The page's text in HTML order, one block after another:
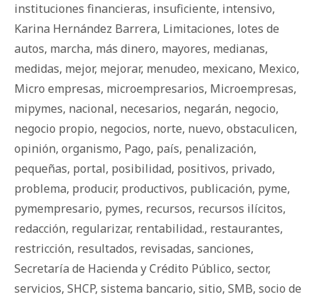
instituciones financieras, insuficiente, intensivo,
Karina Hernández Barrera, Limitaciones, lotes de
autos, marcha, más dinero, mayores, medianas,
medidas, mejor, mejorar, menudeo, mexicano, Mexico,
Micro empresas, microempresarios, Microempresas,
mipymes, nacional, necesarios, negarán, negocio,
negocio propio, negocios, norte, nuevo, obstaculicen,
opinión, organismo, Pago, país, penalización,
pequeñas, portal, posibilidad, positivos, privado,
problema, producir, productivos, publicación, pyme,
pymempresario, pymes, recursos, recursos ilícitos,
redacción, regularizar, rentabilidad., restaurantes,
restricción, resultados, revisadas, sanciones,
Secretaría de Hacienda y Crédito Público, sector,
servicios, SHCP, sistema bancario, sitio, SMB, socio de